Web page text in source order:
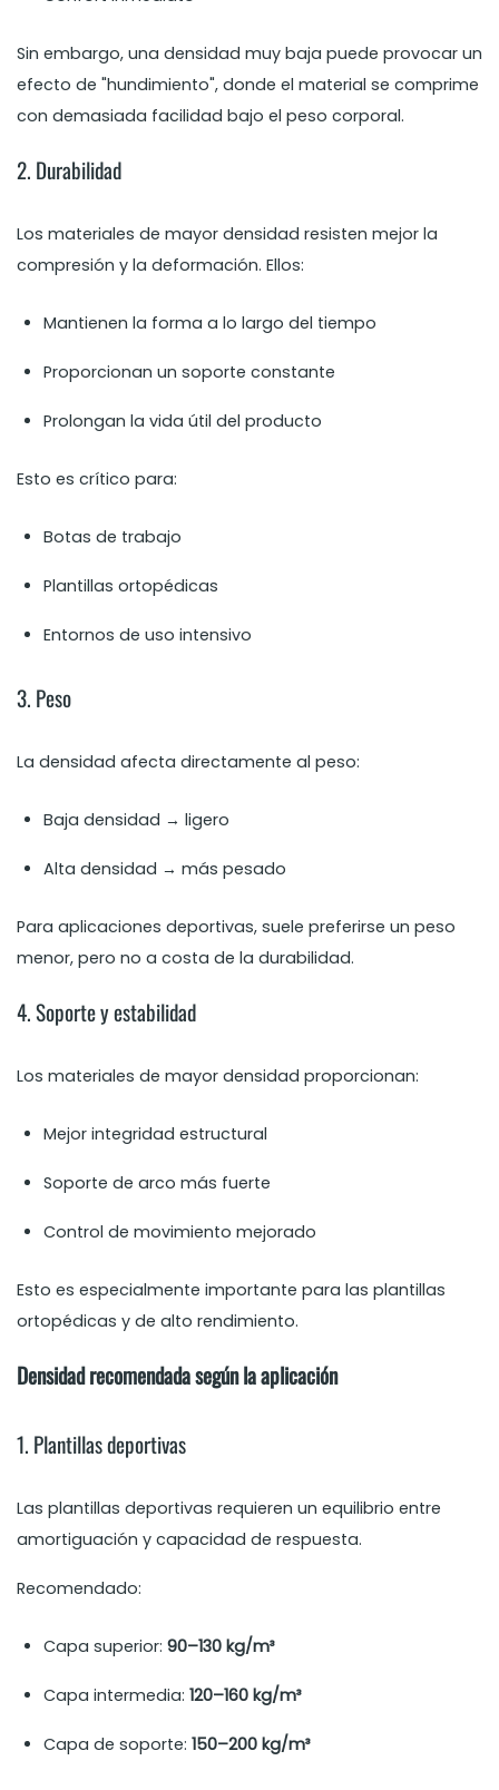
Sin embargo, una densidad muy baja puede provocar un
efecto de "hundimiento", donde el material se comprime
con demasiada facilidad bajo el peso corporal.
2. Durabilidad
Los materiales de mayor densidad resisten mejor la
compresión y la deformación. Ellos:
Mantienen la forma a lo largo del tiempo
Proporcionan un soporte constante
Prolongan la vida útil del producto
Esto es crítico para:
Botas de trabajo
Plantillas ortopédicas
Entornos de uso intensivo
3. Peso
La densidad afecta directamente al peso:
Baja densidad → ligero
Alta densidad → más pesado
Para aplicaciones deportivas, suele preferirse un peso
menor, pero no a costa de la durabilidad.
4. Soporte y estabilidad
Los materiales de mayor densidad proporcionan:
Mejor integridad estructural
Soporte de arco más fuerte
Control de movimiento mejorado
Esto es especialmente importante para las plantillas
ortopédicas y de alto rendimiento.
Densidad recomendada según la aplicación
1. Plantillas deportivas
Las plantillas deportivas requieren un equilibrio entre
amortiguación y capacidad de respuesta.
Recomendado:
Capa superior:90–130 kg/m³
Capa intermedia:120–160 kg/m³
Capa de soporte:150–200 kg/m³